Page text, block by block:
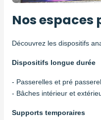
Nos
Découvrez les dispositifs
Dispositifs longue durée
- Passerelles et pré
- Bâches intérieur et
Supports temporaires